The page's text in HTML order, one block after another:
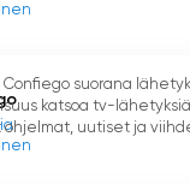
Confiego suorana
katsoa tv-
uutiset ja